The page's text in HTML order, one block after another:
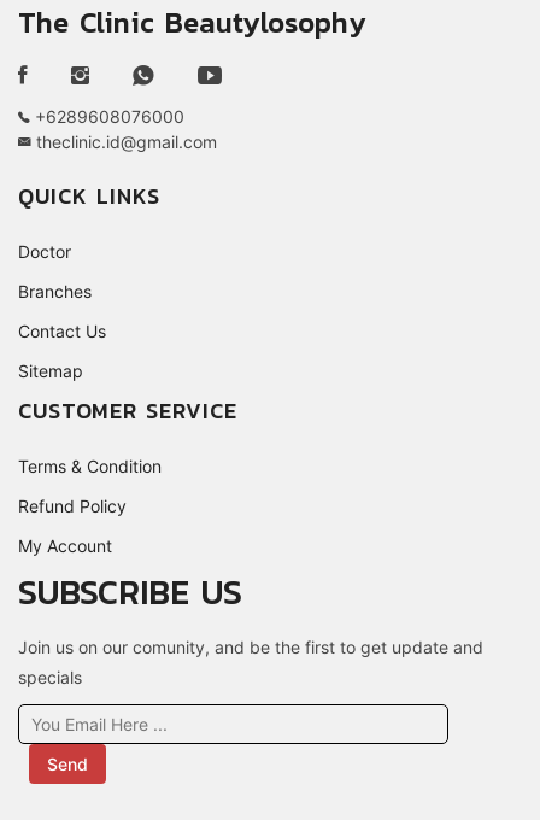
The Clinic Beautylosophy
+6289608076000
theclinic.id@gmail.com
QUICK LINKS
Doctor
Branches
Contact Us
Sitemap
CUSTOMER SERVICE
Terms & Condition
Refund Policy
My Account
SUBSCRIBE US
Join us on our comunity, and be the first to get update and
specials
Send